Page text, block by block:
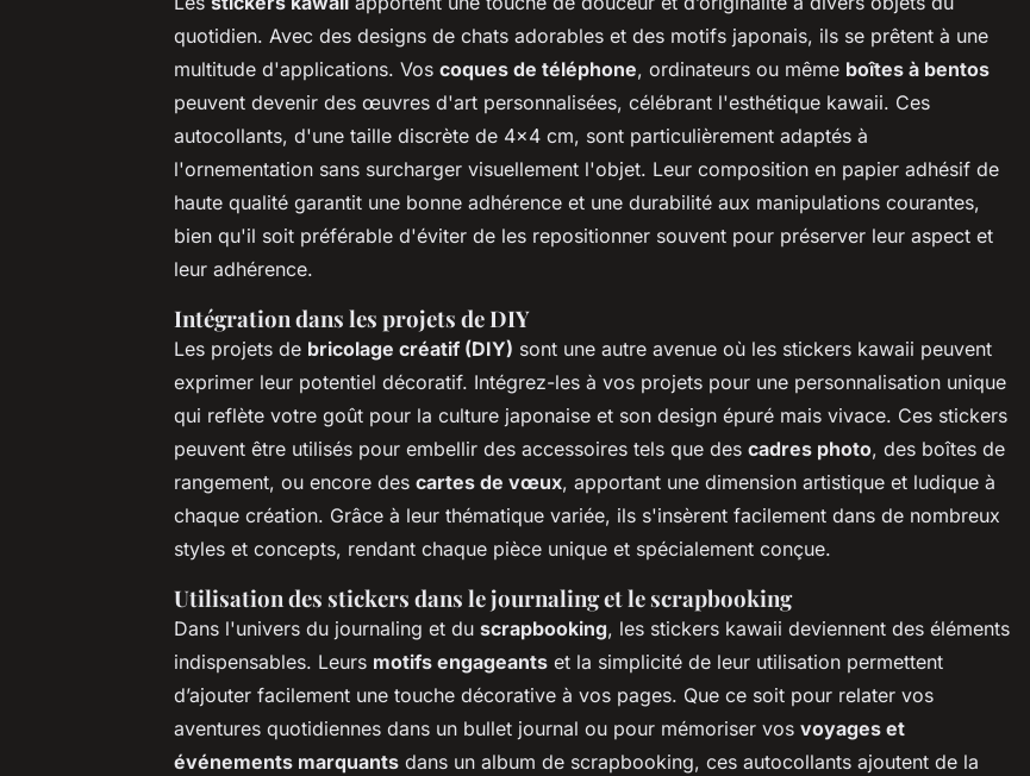
quotidien. Avec des designs de chats adorables et des motifs japonais, ils se prêtent à une
multitude d'applications. Vos coques de téléphone, ordinateurs ou même boîtes à bentos
peuvent devenir des œuvres d'art personnalisées, célébrant l'esthétique kawaii. Ces
autocollants, d'une taille discrète de 4x4 cm, sont particulièrement adaptés à
l'ornementation sans surcharger visuellement l'objet. Leur composition en papier adhésif de
haute qualité garantit une bonne adhérence et une durabilité aux manipulations courantes,
bien qu'il soit préférable d'éviter de les repositionner souvent pour préserver leur aspect et
leur adhérence.
Intégration dans les projets de DIY
Les projets de bricolage créatif (DIY) sont une autre avenue où les stickers kawaii peuvent
exprimer leur potentiel décoratif. Intégrez-les à vos projets pour une personnalisation unique
qui reflète votre goût pour la culture japonaise et son design épuré mais vivace. Ces stickers
peuvent être utilisés pour embellir des accessoires tels que des cadres photo, des boîtes de
rangement, ou encore des cartes de vœux, apportant une dimension artistique et ludique à
chaque création. Grâce à leur thématique variée, ils s'insèrent facilement dans de nombreux
styles et concepts, rendant chaque pièce unique et spécialement conçue.
Utilisation des stickers dans le journaling et le scrapbooking
Dans l'univers du journaling et du scrapbooking, les stickers kawaii deviennent des éléments
indispensables. Leurs motifs engageants et la simplicité de leur utilisation permettent
d’ajouter facilement une touche décorative à vos pages. Que ce soit pour relater vos
aventures quotidiennes dans un bullet journal ou pour mémoriser vos voyages et
événements marquants dans un album de scrapbooking, ces autocollants ajoutent de la